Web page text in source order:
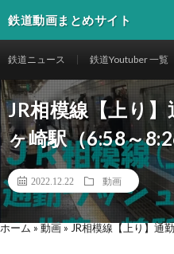
鉄道動画まとめサイト
鉄道ニュース 鉄道Youtuber 一覧
JR相模線【上り
ヶ崎駅（6:58～
2022.12.22 動画
ホーム » 動画 » JR相模線【上り】通